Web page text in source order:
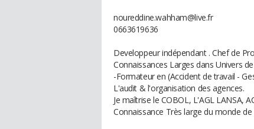
noureddine.wahham@live.fr
0663619636
Developpeur indépendant . Chef de
Connaissances Larges dans Univers
-Formateur en (Accident de travail -
L'audit & l'organisation des agences.
Je maîtrise le COBOL, L'AGL LANSA,
Connaissance Très large du monde